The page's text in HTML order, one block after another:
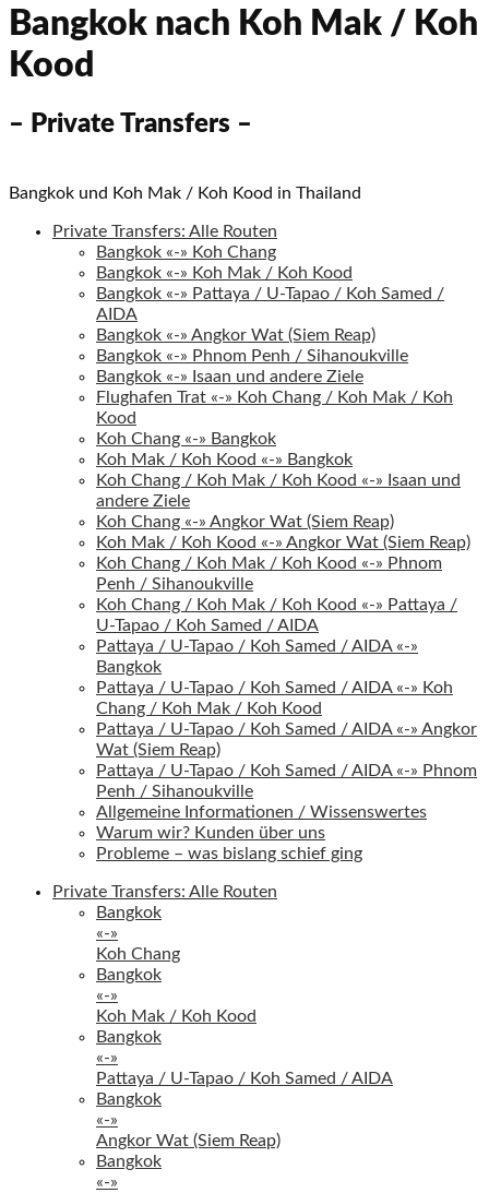
Bangkok nach Koh Mak / Koh
Kood
– Private Transfers –
Bangkok und Koh Mak / Koh Kood in Thailand
Private Transfers: Alle Routen
Bangkok «-» Koh Chang
Bangkok «-» Koh Mak / Koh Kood
Bangkok «-» Pattaya / U-Tapao / Koh Samed /
AIDA
Bangkok «-» Angkor Wat (Siem Reap)
Bangkok «-» Phnom Penh / Sihanoukville
Bangkok «-» Isaan und andere Ziele
Flughafen Trat «-» Koh Chang / Koh Mak / Koh
Kood
Koh Chang «-» Bangkok
Koh Mak / Koh Kood «-» Bangkok
Koh Chang / Koh Mak / Koh Kood «-» Isaan und
andere Ziele
Koh Chang «-» Angkor Wat (Siem Reap)
Koh Mak / Koh Kood «-» Angkor Wat (Siem Reap)
Koh Chang / Koh Mak / Koh Kood «-» Phnom
Penh / Sihanoukville
Koh Chang / Koh Mak / Koh Kood «-» Pattaya /
U-Tapao / Koh Samed / AIDA
Pattaya / U-Tapao / Koh Samed / AIDA «-»
Bangkok
Pattaya / U-Tapao / Koh Samed / AIDA «-» Koh
Chang / Koh Mak / Koh Kood
Pattaya / U-Tapao / Koh Samed / AIDA «-» Angkor
Wat (Siem Reap)
Pattaya / U-Tapao / Koh Samed / AIDA «-» Phnom
Penh / Sihanoukville
Allgemeine Informationen / Wissenswertes
Warum wir? Kunden über uns
Probleme – was bislang schief ging
Private Transfers: Alle Routen
Bangkok
«-»
Koh Chang
Bangkok
«-»
Koh Mak / Koh Kood
Bangkok
«-»
Pattaya / U-Tapao / Koh Samed / AIDA
Bangkok
«-»
Angkor Wat (Siem Reap)
Bangkok
«-»